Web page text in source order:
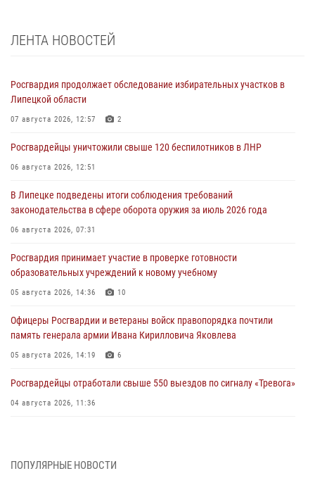
ЛЕНТА НОВОСТЕЙ
Росгвардия продолжает обследование избирательных участков в
Липецкой области
07 августа 2026, 12:57 2
Росгвардейцы уничтожили свыше 120 беспилотников в ЛНР
06 августа 2026, 12:51
В Липецке подведены итоги соблюдения требований
законодательства в сфере оборота оружия за июль 2026 года
06 августа 2026, 07:31
Росгвардия принимает участие в проверке готовности
образовательных учреждений к новому учебному
05 августа 2026, 14:36 10
Офицеры Росгвардии и ветераны войск правопорядка почтили
память генерала армии Ивана Кирилловича Яковлева
05 августа 2026, 14:19 6
Росгвардейцы отработали свыше 550 выездов по сигналу «Тревога»
04 августа 2026, 11:36
04 августа 2026, 09:05
ПОПУЛЯРНЫЕ НОВОСТИ